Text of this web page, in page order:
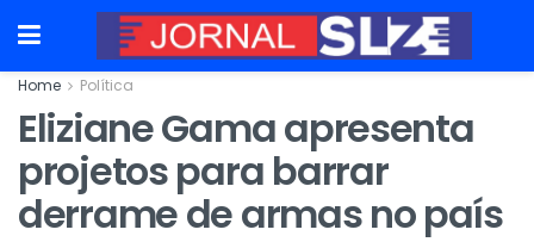
Home Política
Eliziane Gama apresenta
projetos para barrar
derrame de armas no país